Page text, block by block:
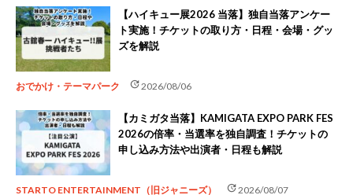
【ハイキュー展2026 当落】独自当落アンケー
ト実施！チケットの取り方・日程・会場・グッ
ズを解説
おでかけ・テーマパーク update2026/08/06
【カミガタ当落】KAMIGATA EXPO PARK FES
2026の倍率・当選率を独自調査！チケットの
申し込み方法や出演者・日程も解説
STARTO ENTERTAINMENT（旧ジャニーズ） update2026/08/07